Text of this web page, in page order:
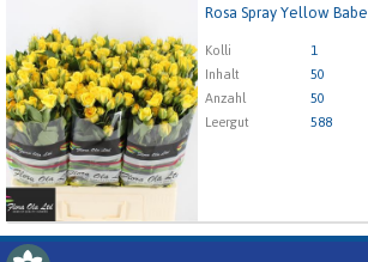
Rosa Spray Yellow Babe
Kolli 1
Inhalt
50
Anzahl
50
Leergut
588
Rosa Spray Yellow Babe
x
1 2 3 4